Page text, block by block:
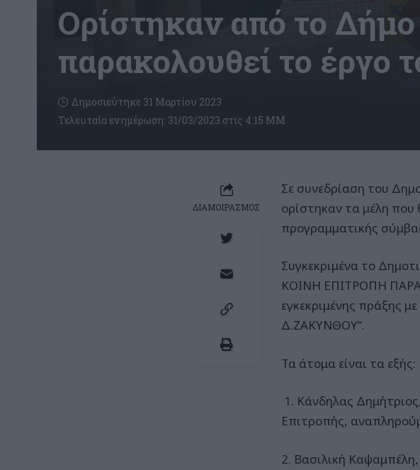
Ορίστηκαν από το
παρακολουθεί το έργο
Τελευταία ενημέρωση: 31/03/2023 στις 4:15 ΜΜ
Δημοσιεύτηκε 31 Μαρτίου 2023
ΔΙΑΜΟΙΡΑΣΜΟΣ
Σε συνεδρίαση του
ορίστηκαν τα μέλη
προγραμματικής
Συγκεκριμένα το
ΚΟΙΝΗ ΕΠΙΤΡΟΠΗ
εγκεκριμένης πράξης
Δ.ΖΑΚΥΝΘΟΥ”.
Τα άτομα είναι τα εξής:
1. Κάνδηλας
Επιτροπής,
2. Βασιλική